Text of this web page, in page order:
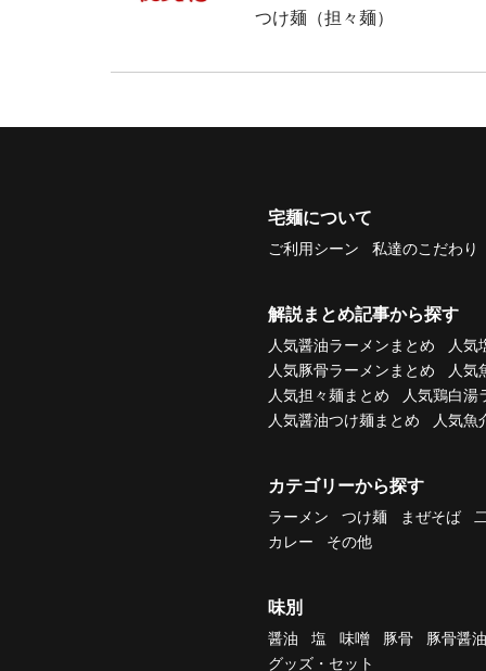
つけ麺（担々麺）
宅麺について
ご利用シーン 私達のこだわり
解説まとめ記事から探す
人気醤油ラーメンまとめ
人気
人気豚骨ラーメンまとめ
人気
人気担々麺まとめ
人気鶏白湯
人気醤油つけ麺まとめ
人気魚
カテゴリーから探す
ラーメン つけ麺 まぜそば
カレー
その他
味別
醤油 塩 味噌 豚骨
豚骨醤油
グッズ・セット